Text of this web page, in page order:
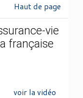
Haut de page
vie
française
voir la vidéo